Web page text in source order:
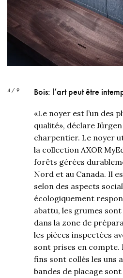
4 / 9 Bois: l’art peut être
«Le noyer est l’un des
qualité», déclare
charpentier. Le noyer
la collection AXOR
forêts gérées
Nord et au Canada. Il
selon des aspects
écologiquement
abattu, les grumes
dans la zone de
les pièces inspectées
sont prises en compte.
fins sont collés les uns
bandes de placage